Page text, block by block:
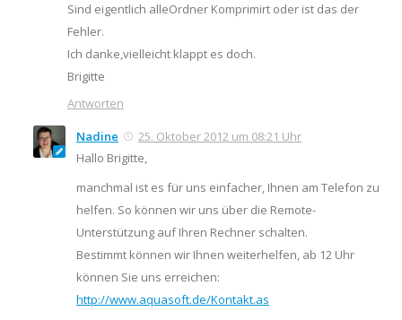
Sind eigentlich alleOrdner Komprimirt oder ist das der
Fehler.
Ich danke,vielleicht klappt es doch.
Brigitte
Antworten
Nadine
25. Oktober 2012 um 08:21 Uhr
Hallo Brigitte,
manchmal ist es für uns einfacher, Ihnen am Telefon zu
helfen. So können wir uns über die Remote-
Unterstützung auf Ihren Rechner schalten.
Bestimmt können wir Ihnen weiterhelfen, ab 12 Uhr
können Sie uns erreichen:
http://www.aquasoft.de/Kontakt.as